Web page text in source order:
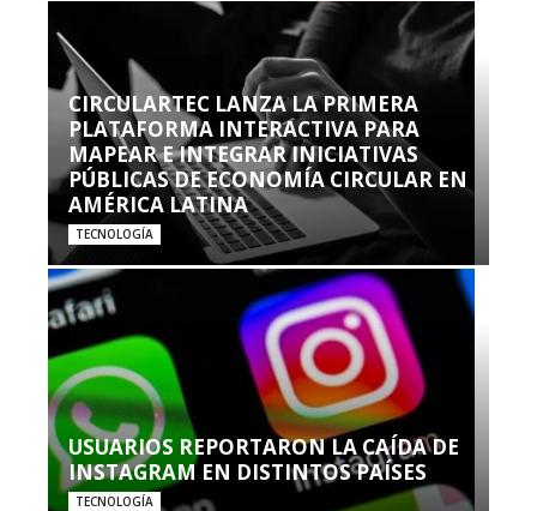
CIRCULARTEC LANZA LA PRIMERA
PLATAFORMA INTERACTIVA PARA
MAPEAR E INTEGRAR INICIATIVAS
PÚBLICAS DE ECONOMÍA CIRCULAR EN
AMÉRICA LATINA
TECNOLOGÍA
USUARIOS REPORTARON LA CAÍDA DE
INSTAGRAM EN DISTINTOS PAÍSES
TECNOLOGÍA